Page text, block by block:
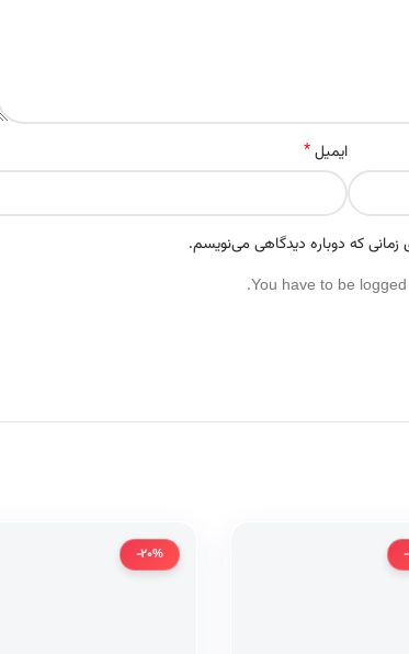
ایمیل*
زمانی که دوباره دیدگاهی می‌نویسم.
You have to be
-20%